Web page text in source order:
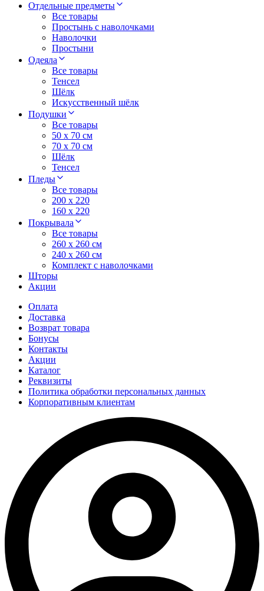
Отдельные предметы
Все товары
Простынь с наволочками
Наволочки
Простыни
Одеяла
Все товары
Тенсел
Шёлк
Искусственный шёлк
Подушки
Все товары
50 x 70 см
70 x 70 см
Шёлк
Тенсел
Пледы
Все товары
200 х 220
160 х 220
Покрывала
Все товары
260 x 260 см
240 х 260 см
Комплект с наволочками
Шторы
Акции
Оплата
Доставка
Возврат товара
Бонусы
Контакты
Акции
Каталог
Реквизиты
Политика обработки персональных данных
Корпоративным клиентам